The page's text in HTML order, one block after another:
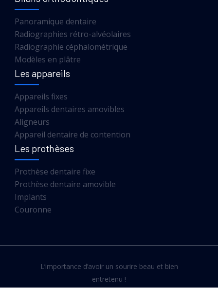
Panoramique dentaire
Radiographies rétro-alvéolaires
Radiographie céphalométrique
Modèles en plâtre
Les appareils
Appareils fixes
Appareils dentaires amovibles
Aligneurs
Appareil dentaire de contention
Les prothèses
Prothèse dentaire fixe
Prothèse dentaire amovible
Implants
Couronne
L’importance d’avoir un sourire beau et bien
entretenu !